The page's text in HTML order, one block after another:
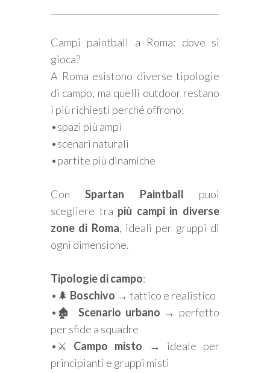
Campi paintball a Roma: dove si
gioca?
A Roma esistono diverse tipologie
di campo, ma quelli outdoor restano
i più richiesti perché offrono:
•spazi più ampi
•scenari naturali
•partite più dinamiche
ConSpartan Paintball puoi
scegliere tra più campi in diverse
zone di Roma, ideali per gruppi di
ogni dimensione.
Tipologie di campo:
•🌲 Boschivo → tattico e realistico
•🏚️ Scenario urbano → perfetto
per sfide a squadre
•⚔️ Campo misto → ideale per
principianti e gruppi misti